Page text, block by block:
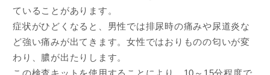
ていることがあります。
症状がひどくなると、男性では排尿時の痛みや尿道炎な
ど強い痛みが出てきます。女性ではおりものの匂いが変
わり、膿が出たりします。
この検査キットを使用することにより、10～15分程度で